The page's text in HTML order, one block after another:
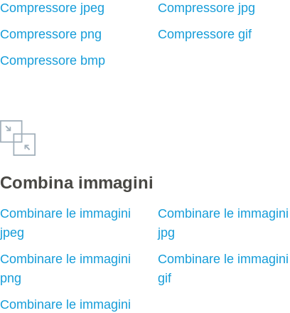
Compressore jpeg
Compressore jpg
Compressore png
Compressore gif
Compressore bmp
Combina immagini
Combinare le immagini
jpeg
Combinare le immagini
jpg
Combinare le immagini
png
Combinare le immagini
gif
Combinare le immagini